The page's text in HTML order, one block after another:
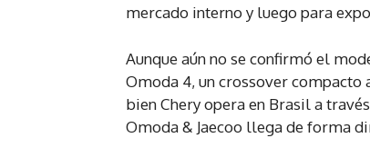
mercado interno y luego para
Aunque aún no se confirmó el
Omoda 4, un crossover
bien Chery opera en Brasil a
Omoda & Jaecoo llega de forma